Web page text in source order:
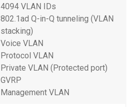
4094 VLAN IDs
802.1ad Q-in-Q tunneling (VLAN
stacking)
Voice VLAN
Protocol VLAN
Private VLAN (Protected port)
GVRP
Management VLAN